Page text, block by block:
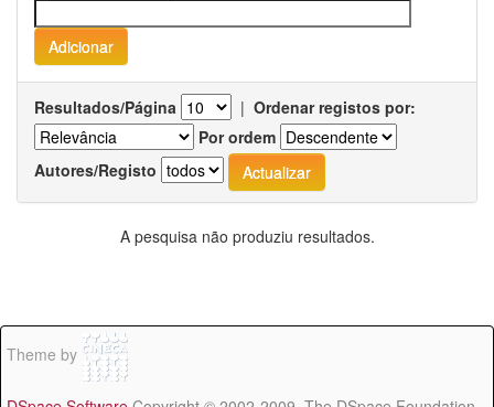
Resultados/Página | Ordenar registos por:
Por ordem
Autores/Registo
A pesquisa não produziu resultados.
Theme by